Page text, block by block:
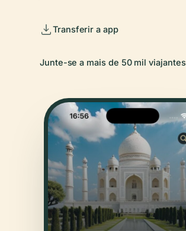
Transferir a app
Junte-se a mais de 50 mil viajantes